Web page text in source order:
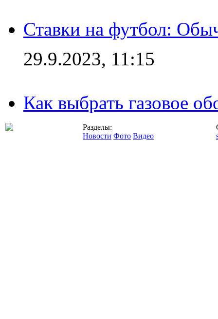
Ставки на футбол:
29.9.2023, 11:15
Как выбрать газовое
Разделы:
Новости Фото Видео